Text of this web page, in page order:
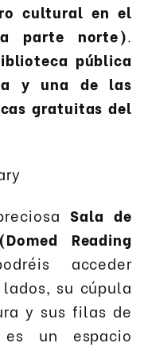
cultural en el
parte norte).
pública
y una de las
gratuitas del
Sala de
Reading
acceder
su cúpula
y sus filas de
un espacio